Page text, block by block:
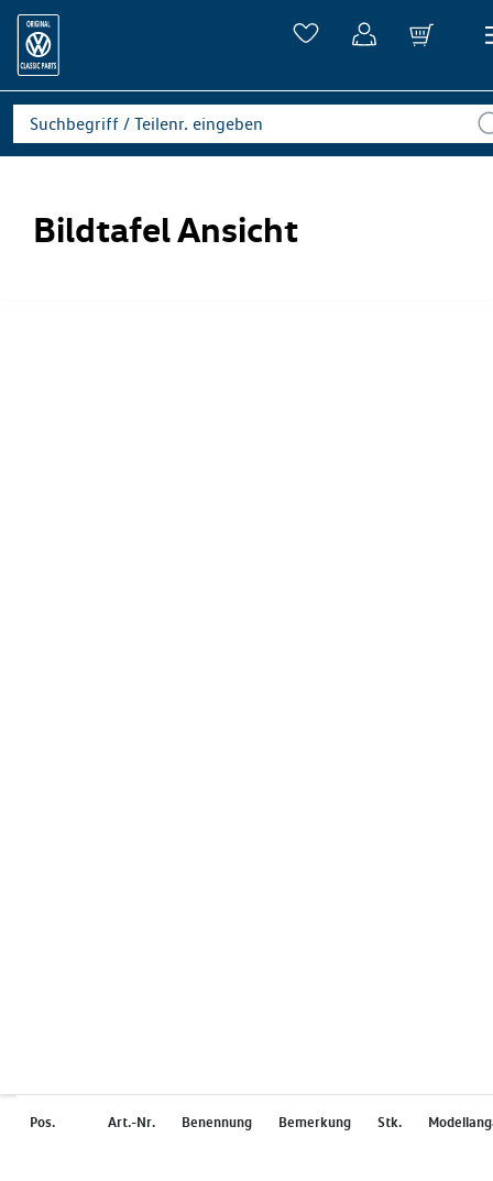
Bildtafel Ansicht
Pos. Art.-Nr. Benennung Bemerkung Stk.